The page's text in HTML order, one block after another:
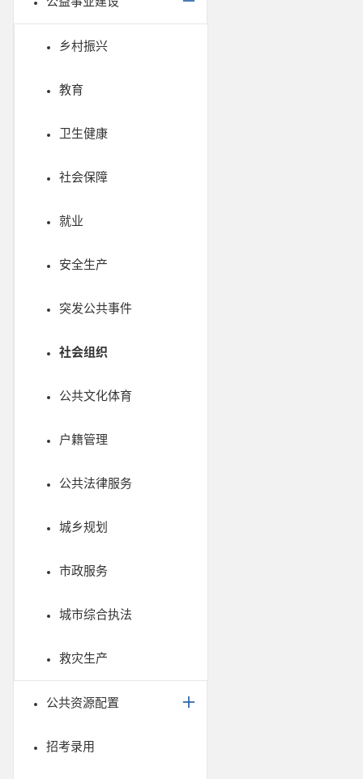
乡村振兴
教育
卫生健康
社会保障
就业
安全生产
突发公共事件
社会组织
公共文化体育
户籍管理
公共法律服务
城乡规划
市政服务
城市综合执法
救灾生产
公共资源配置
招考录用